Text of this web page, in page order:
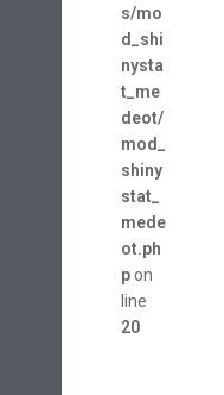
s/mo
d_shi
nysta
t_me
deot/
mod_
shiny
stat_
mede
ot.ph
pon
line
20